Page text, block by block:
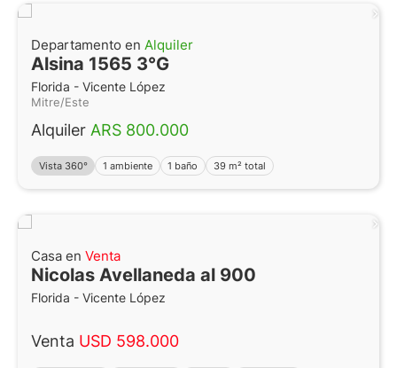
Departamento en Alquiler
Alsina 1565 3°G
Florida - Vicente López
Mitre/Este
Alquiler ARS 800.000
Vista 360° 1 ambiente 1 baño 39 m² total
Casa en Venta
Nicolas Avellaneda al 900
Florida - Vicente López
Venta USD 598.000